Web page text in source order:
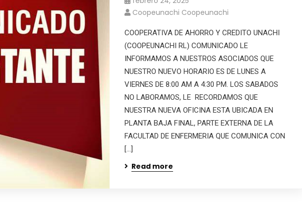
Coopeunachi Coopeunachi
COOPERATIVA DE AHORRO Y CREDITO UNACHI
(COOPEUNACHI RL) COMUNICADO LE
INFORMAMOS A NUESTROS ASOCIADOS QUE
NUESTRO NUEVO HORARIO ES DE LUNES A
VIERNES DE 8:00 AM A 4:30 PM. LOS SABADOS
NO LABORAMOS, LE RECORDAMOS QUE
NUESTRA NUEVA OFICINA ESTA UBICADA EN
PLANTA BAJA FINAL, PARTE EXTERNA DE LA
FACULTAD DE ENFERMERIA QUE COMUNICA CON
[…]
Read more